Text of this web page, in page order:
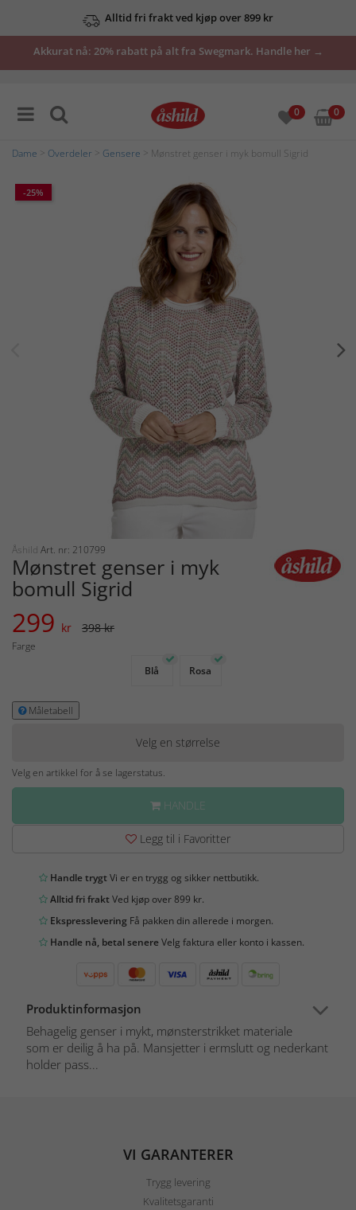
Alltid fri frakt ved kjøp over 899 kr
Akkurat nå: 20% rabatt på alt fra Swegmark. Handle her →
0 0
Dame Overdeler Gensere > Mønstret genser i myk bomull Sigrid
-25%
Åshild Art. nr: 210799
Mønstret genser i myk
bomull Sigrid
299 kr 398 kr
Farge
Blå
Rosa
Måletabell
Velg en størrelse
Velg en artikkel for å se lagerstatus.
HANDLE
Legg til i Favoritter
Handle trygtVi er en trygg og sikker nettbutikk.
Alltid fri fraktVed kjøp over 899 kr.
Ekspresslevering Få pakken din allerede i morgen.
Handle nå, betal senereVelg faktura eller konto i kassen.
Produktinformasjon
Behagelig genser i mykt, mønsterstrikket materiale
som er deilig å ha på. Mansjetter i ermslutt og nederkant
holder pass...
VI GARANTERER
Trygg levering
Kvalitetsgaranti